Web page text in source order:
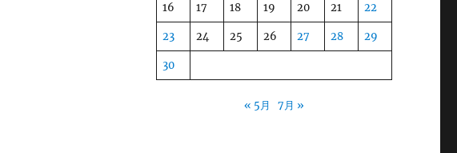
16 17 18 19 20 21 22
23 24 25 26 27 28 29
30
« 5月 7月 »